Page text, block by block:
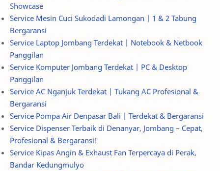
Showcase
Service Mesin Cuci Sukodadi Lamongan | 1 & 2 Tabung
Bergaransi
Service Laptop Jombang Terdekat | Notebook & Netbook
Panggilan
Service Komputer Jombang Terdekat | PC & Desktop
Panggilan
Service AC Nganjuk Terdekat | Tukang AC Profesional &
Bergaransi
Service Pompa Air Denpasar Bali | Terdekat & Bergaransi
Service Dispenser Terbaik di Denanyar, Jombang – Cepat,
Profesional & Bergaransi!
Service Kipas Angin & Exhaust Fan Terpercaya di Perak,
Bandar Kedungmulyo